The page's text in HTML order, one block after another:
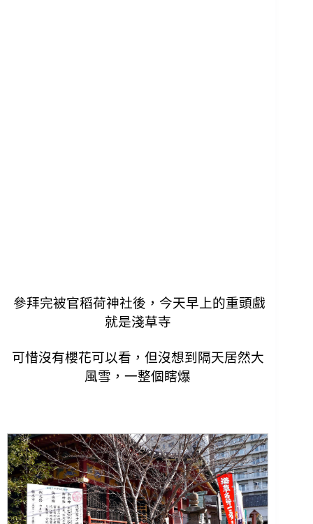
參拜完被官稻荷神社後，今天早上的重頭戲
就是淺草寺
可惜沒有櫻花可以看，但沒想到隔天居然大
風雪，一整個瞎爆